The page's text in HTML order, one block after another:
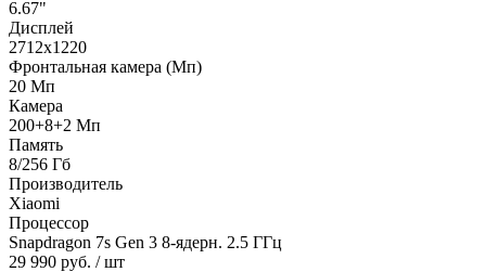
6.67"
Дисплей
2712х1220
Фронтальная камера (Мп)
20 Мп
Камера
200+8+2 Мп
Память
8/256 Гб
Производитель
Xiaomi
Процессор
Snapdragon 7s Gen 3 8-ядерн. 2.5 ГГц
29 990 руб. / шт